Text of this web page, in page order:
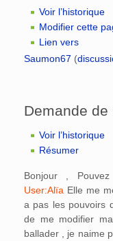
Voir l’historique
Modifier cette
Lien vers
Saumon67 (
Demande de
Voir l’historique
Résumer
Bonjour ,
User:Alïa Elle me
a pas les pouvoirs
de me modifier
ballader , je naime